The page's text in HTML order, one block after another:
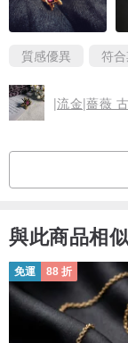
質感優異 符
|流金|薔薇
與此商品相
免運 88 折